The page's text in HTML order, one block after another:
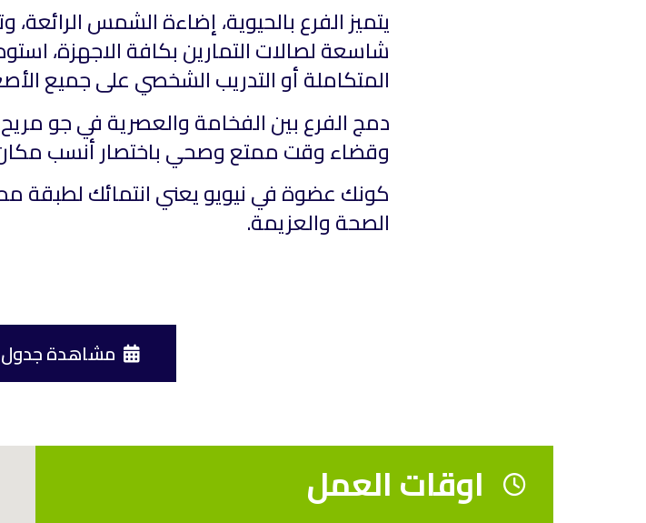
يتميز الفرع بالحيوية، إضاءة الشمس
شاسعة لصالات التمارين بكافة الاجهزة،
المتكاملة أو التدريب الشخصي على جميع
دمج الفرع بين الفخامة والعصرية في جو
وقضاء وقت ممتع وصحي باختصار أنسب مكان
كونك عضوة في نيويو يعني انتمائك لطبقة
الصحة والعزيمة.
مشاهدة جدول
اوقات العمل